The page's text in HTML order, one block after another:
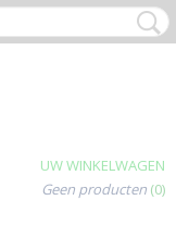
UW WINKELWAGEN
Geen producten (0)